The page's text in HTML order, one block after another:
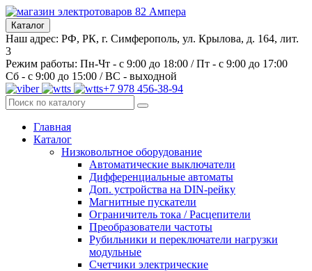
Каталог
Наш адрес: РФ, РК, г. Симферополь, ул. Крылова, д. 164, лит.
3
Режим работы: Пн-Чт - с 9:00 до 18:00 / Пт - с 9:00 до 17:00
Сб - с 9:00 до 15:00 / ВС - выходной
+7 978 456-38-94
Главная
Каталог
Низковольтное оборудование
Автоматические выключатели
Дифференциальные автоматы
Доп. устройства на DIN-рейку
Магнитные пускатели
Ограничитель тока / Расцепители
Преобразователи частоты
Рубильники и переключатели нагрузки
модульные
Счетчики электрические